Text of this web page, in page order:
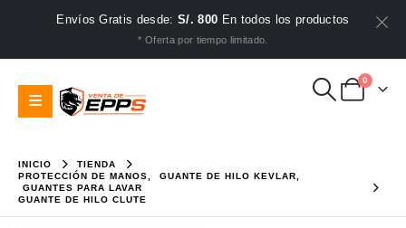
Envíos Gratis desde:S/. 800 En todos los productos
* Oferta por tiempo limitado.
0
INICIO
TIENDA
PROTECCIÓN DE MANOS
GUANTE DE HILO KEVLAR
GUANTES PARA LAVAR
GUANTE DE HILO CLUTE